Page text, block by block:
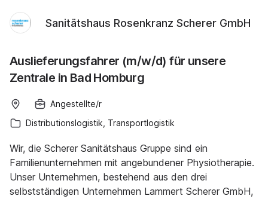
Sanitätshaus Rosenkranz Scherer GmbH
Auslieferungsfahrer (m/w/d) für unsere
Zentrale in Bad Homburg
Angestellte/r
Distributionslogistik, Transportlogistik
Wir, die Scherer Sanitätshaus Gruppe sind ein
Familienunternehmen mit angebundener Physiotherapie.
Unser Unternehmen, bestehend aus den drei
selbstständigen Unternehmen Lammert Scherer GmbH,